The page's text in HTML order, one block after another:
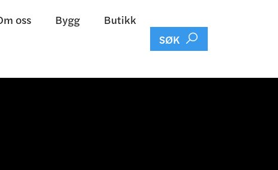
oss Bygg Butikk
SØK 